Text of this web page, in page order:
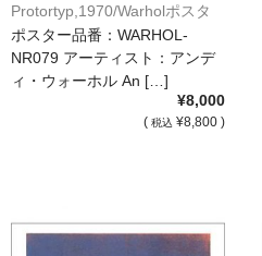
Protortyp,1970/Warholポスタ
ー[NR079]
ポスター品番：WARHOL-
NR079 アーティスト：アンデ
ィ・ウォーホル An […]
¥8,000
( 税込 ¥8,800 )